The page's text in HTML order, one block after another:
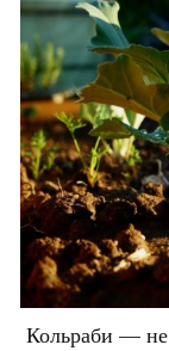
Кольраби — не